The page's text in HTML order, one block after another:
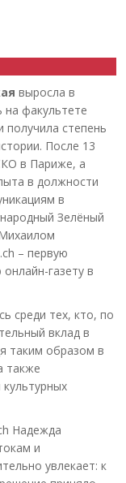
выросла в
на факультете
степень
После 13
в Париже, а
в должности
в
Зелёный
– первую
газету в
среди тех, кто, по
вклад в
таким образом в
также
Надежда
и
увлекает: к